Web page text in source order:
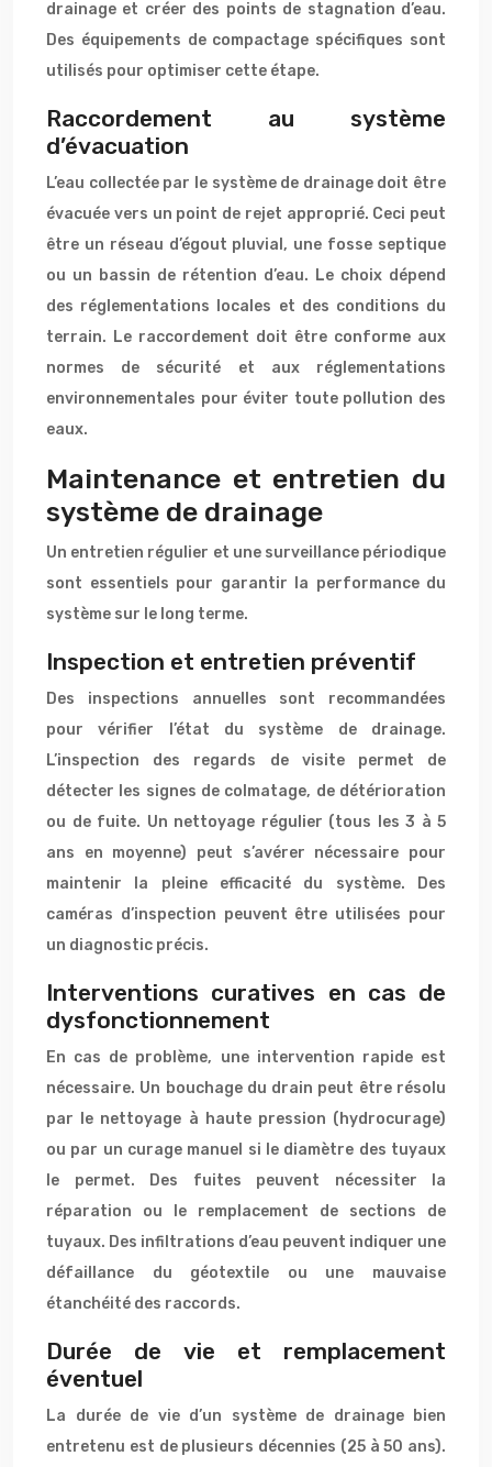
drainage et créer des points de stagnation d’eau.
Des équipements de compactage spécifiques sont
utilisés pour optimiser cette étape.
Raccordement au système
d’évacuation
L’eau collectée par le système de drainage doit être
évacuée vers un point de rejet approprié. Ceci peut
être un réseau d’égout pluvial, une fosse septique
ou un bassin de rétention d’eau. Le choix dépend
des réglementations locales et des conditions du
terrain. Le raccordement doit être conforme aux
normes de sécurité et aux réglementations
environnementales pour éviter toute pollution des
eaux.
Maintenance et entretien du
système de drainage
Un entretien régulier et une surveillance périodique
sont essentiels pour garantir la performance du
système sur le long terme.
Inspection et entretien préventif
Des inspections annuelles sont recommandées
pour vérifier l’état du système de drainage.
L’inspection des regards de visite permet de
détecter les signes de colmatage, de détérioration
ou de fuite. Un nettoyage régulier (tous les 3 à 5
ans en moyenne) peut s’avérer nécessaire pour
maintenir la pleine efficacité du système. Des
caméras d’inspection peuvent être utilisées pour
un diagnostic précis.
Interventions curatives en cas de
dysfonctionnement
En cas de problème, une intervention rapide est
nécessaire. Un bouchage du drain peut être résolu
par le nettoyage à haute pression (hydrocurage)
ou par un curage manuel si le diamètre des tuyaux
le permet. Des fuites peuvent nécessiter la
réparation ou le remplacement de sections de
tuyaux. Des infiltrations d’eau peuvent indiquer une
défaillance du géotextile ou une mauvaise
étanchéité des raccords.
Durée de vie et remplacement
éventuel
La durée de vie d’un système de drainage bien
entretenu est de plusieurs décennies (25 à 50 ans).